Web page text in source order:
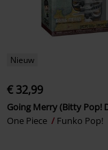
Nieuw
€ 32,99
Going Merry (Bitty Pop!
One Piece
Funko Pop!